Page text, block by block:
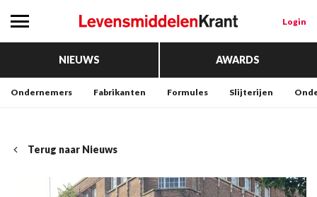
Login
NIEUWS AWARDS
Ondernemers Fabrikanten Formules Slijterijen
Terug naar Nieuws